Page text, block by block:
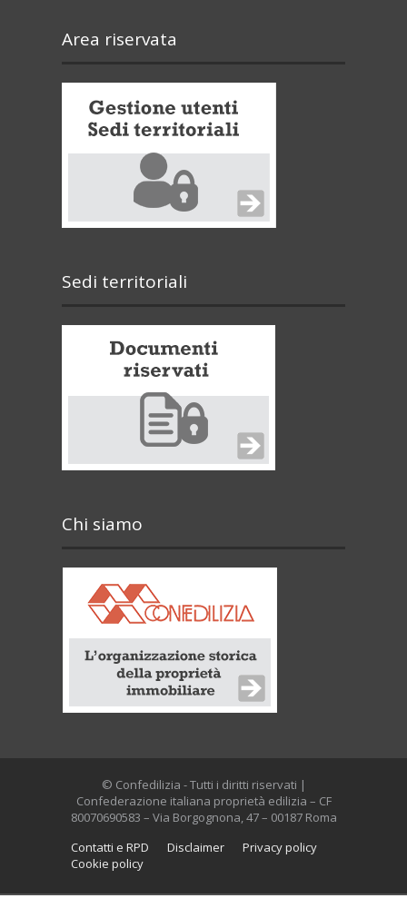
Area riservata
Sedi territoriali
Chi siamo
© Confedilizia - Tutti i diritti riservati |
Confederazione italiana proprietà edilizia – CF
80070690583 – Via Borgognona, 47 – 00187 Roma
Contatti e RPD
Disclaimer
Privacy policy
Cookie policy